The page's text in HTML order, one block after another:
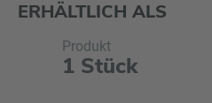
ERHÄLTLICH ALS
Produkt
1 Stück